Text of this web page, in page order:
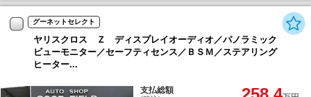
グーネットセレクト
ヤリスクロス Ｚ ディスプレイオーディオ／パノラミック
ビューモニター／セーフティセンス／ＢＳＭ／ステアリング
ヒーター...
支払総額